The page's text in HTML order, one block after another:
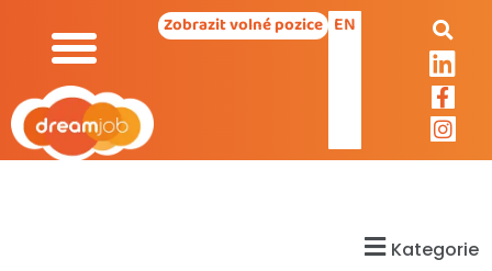
Zobrazit volné pozice EN
Kategorie